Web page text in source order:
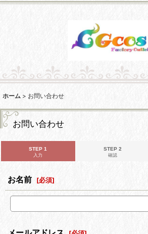
ホーム > お問い合わせ
お問い合わせ
STEP 1
入力
STEP 2
確認
お名前 [必須]